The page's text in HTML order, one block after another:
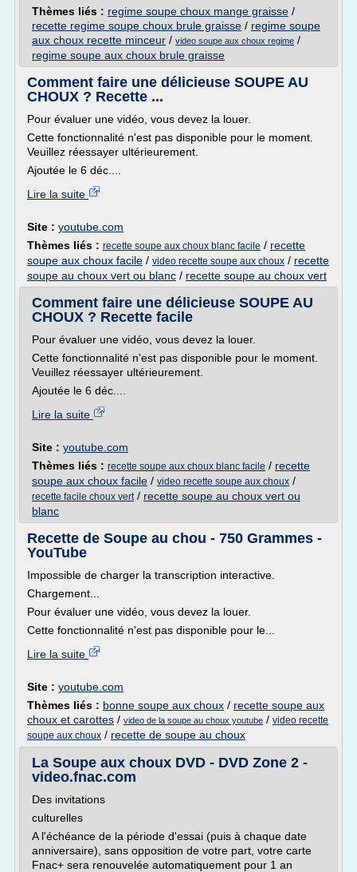
Thèmes liés : regime soupe choux mange graisse /
recette regime soupe choux brule graisse / regime soupe
aux choux recette minceur / video soupe aux choux regime /
regime soupe aux choux brule graisse
Comment faire une délicieuse SOUPE AU
CHOUX ? Recette ...
Pour évaluer une vidéo, vous devez la louer.
Cette fonctionnalité n'est pas disponible pour le moment.
Veuillez réessayer ultérieurement.
Ajoutée le 6 déc....
Lire la suite
Site : youtube.com
Thèmes liés : recette soupe aux choux blanc facile / recette
soupe aux choux facile / video recette soupe aux choux / recette
soupe au choux vert ou blanc / recette soupe au choux vert
Comment faire une délicieuse SOUPE AU
CHOUX ? Recette facile
Pour évaluer une vidéo, vous devez la louer.
Cette fonctionnalité n'est pas disponible pour le moment.
Veuillez réessayer ultérieurement.
Ajoutée le 6 déc....
Lire la suite
Site : youtube.com
Thèmes liés : recette soupe aux choux blanc facile / recette
soupe aux choux facile / video recette soupe aux choux /
recette facile choux vert/ recette soupe au choux vert ou
blanc
Recette de Soupe au chou - 750 Grammes -
YouTube
Impossible de charger la transcription interactive.
Chargement...
Pour évaluer une vidéo, vous devez la louer.
Cette fonctionnalité n'est pas disponible pour le...
Lire la suite
Site : youtube.com
Thèmes liés : bonne soupe aux choux / recette soupe aux
choux et carottes / video de la soupe au choux youtube / video recette
soupe aux choux / recette de soupe au choux
La Soupe aux choux DVD - DVD Zone 2 -
video.fnac.com
Des invitations
culturelles
A l'échéance de la période d'essai (puis à chaque date
anniversaire), sans opposition de votre part, votre carte
Fnac+ sera renouvelée automatiquement pour 1 an